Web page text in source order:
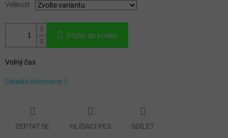
Velikost
Přidat do košíku
Volný čas
Detailní informace
ZEPTAT SE HLÍDACÍ PES SDÍLET